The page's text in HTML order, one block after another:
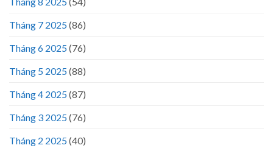
Tháng 7 2025(86)
Tháng 6 2025(76)
Tháng 5 2025(88)
Tháng 4 2025(87)
Tháng 3 2025(76)
Tháng 2 2025(40)